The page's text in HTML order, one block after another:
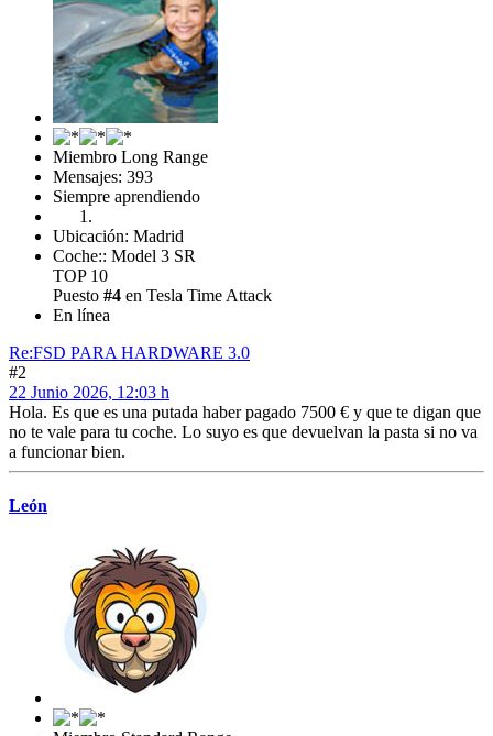
Miembro Long Range
Mensajes: 393
Siempre aprendiendo
Ubicación: Madrid
Coche:: Model 3 SR
TOP 10
Puesto #4 en Tesla Time Attack
En línea
Re:FSD PARA HARDWARE 3.0
#2
22 Junio 2026, 12:03 h
Hola. Es que es una putada haber pagado 7500 € y que te digan que
no te vale para tu coche. Lo suyo es que devuelvan la pasta si no va
a funcionar bien.
León